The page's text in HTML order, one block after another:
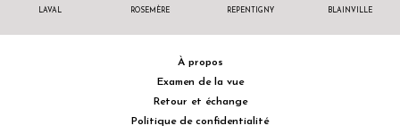
LAVAL ROSEMÈRE REPENTIGNY BLAINVILLE
À propos
Examen de la vue
Retour et échange
Politique de confidentialité